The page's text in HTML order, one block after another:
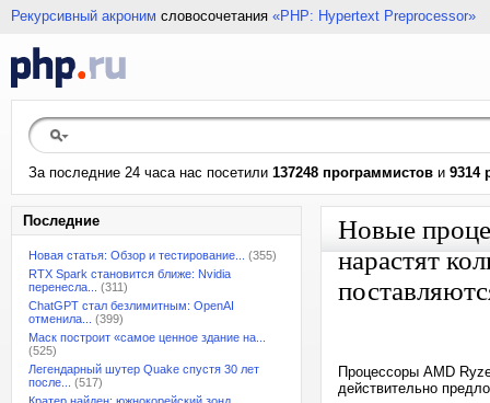
Рекурсивный акроним словосочетания «PHP: Hypertext Preprocessor»
За последние 24 часа нас посетили 137248 программистов и 9314
Последние
Новая статья: Обзор и тестирование...
(355)
RTX Spark становится ближе: Nvidia
перенесла...
(311)
ChatGPT стал безлимитным: OpenAI
отменила...
(399)
Маск построит «самое ценное здание на...
(525)
Легендарный шутер Quake спустя 30 лет
после...
(517)
Новые
нарастят
Процессоры AMD
действительно